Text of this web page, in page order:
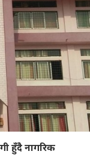
हुँदै नागरिक